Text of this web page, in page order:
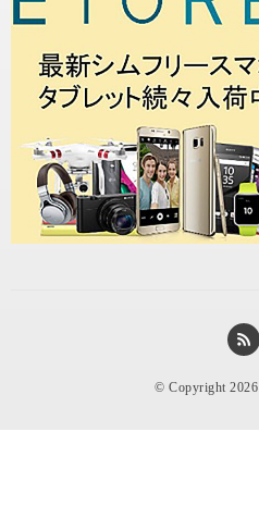
© Copyright 2026